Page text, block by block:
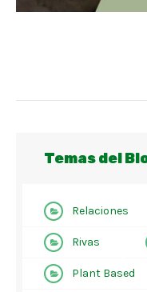
Temas del
Relaciones
Rivas
Plant Based